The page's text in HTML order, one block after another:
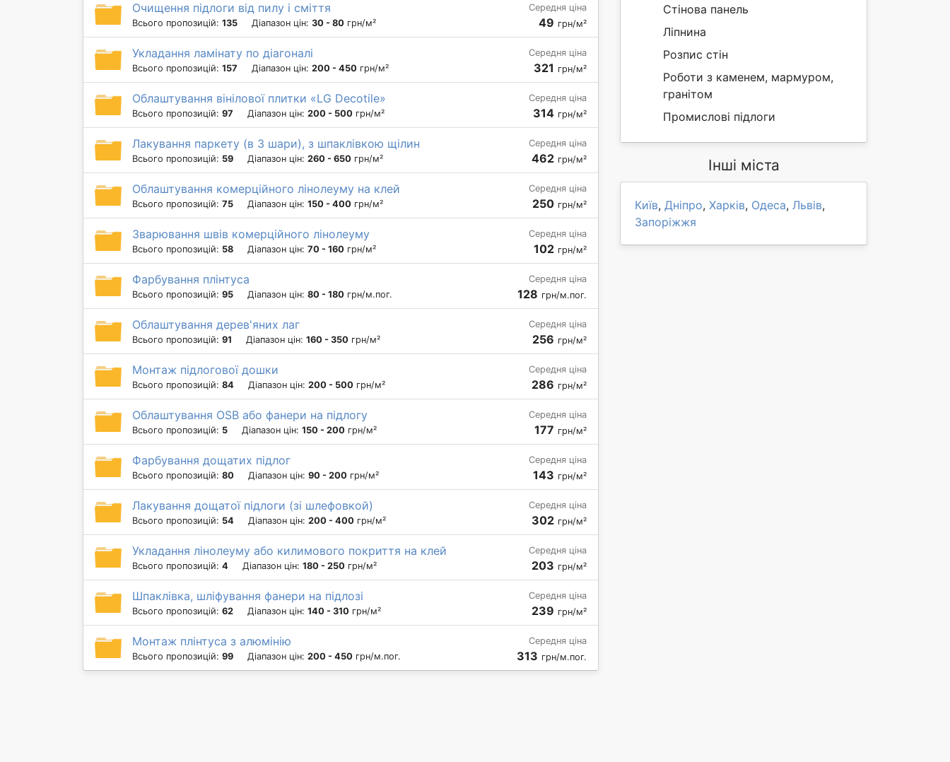
Очищення підлоги від пилу і сміття
Всього пропозицій: 135 Діапазон цін: 30 - 80 грн/м²
Середня ціна
49 грн/м²
Укладання ламінату по діагоналі
Всього пропозицій: 157 Діапазон цін: 200 - 450 грн/м²
Середня ціна
321 грн/м²
Облаштування вінілової плитки «LG Decotile»
Всього пропозицій: 97 Діапазон цін: 200 - 500 грн/м²
Середня ціна
314 грн/м²
Лакування паркету (в 3 шари), з шпаклівкою щілин
Всього пропозицій: 59 Діапазон цін: 260 - 650 грн/м²
Середня ціна
462 грн/м²
Облаштування комерційного лінолеуму на клей
Всього пропозицій: 75 Діапазон цін: 150 - 400 грн/м²
Середня ціна
250 грн/м²
Зварювання швів комерційного лінолеуму
Всього пропозицій: 58 Діапазон цін: 70 - 160 грн/м²
Середня ціна
102 грн/м²
Фарбування плінтуса
Всього пропозицій: 95 Діапазон цін: 80 - 180 грн/м.пог.
Середня ціна
128 грн/м.пог.
Облаштування дерев'яних лаг
Всього пропозицій: 91 Діапазон цін: 160 - 350 грн/м²
Середня ціна
256 грн/м²
Монтаж підлогової дошки
Всього пропозицій: 84 Діапазон цін: 200 - 500 грн/м²
Середня ціна
286 грн/м²
Облаштування OSB або фанери на підлогу
Всього пропозицій: 5 Діапазон цін: 150 - 200 грн/м²
Середня ціна
177 грн/м²
Фарбування дощатих підлог
Всього пропозицій: 80 Діапазон цін: 90 - 200 грн/м²
Середня ціна
143 грн/м²
Лакування дощатої підлоги (зі шлефовкой)
Всього пропозицій: 54 Діапазон цін: 200 - 400 грн/м²
Середня ціна
302 грн/м²
Укладання лінолеуму або килимового покриття на клей
Всього пропозицій: 4 Діапазон цін: 180 - 250 грн/м²
Середня ціна
203 грн/м²
Шпаклівка, шліфування фанери на підлозі
Всього пропозицій: 62 Діапазон цін: 140 - 310 грн/м²
Середня ціна
239 грн/м²
Монтаж плінтуса з алюмінію
Всього пропозицій: 99 Діапазон цін: 200 - 450 грн/м.пог.
Середня ціна
313 грн/м.пог.
Стінова панель
Ліпнина
Розпис стін
Роботи з каменем, мармуром,
гранітом
Промислові підлоги
Інші міста
Київ, Дніпро, Харків, Одеса, Львів,
Запоріжжя